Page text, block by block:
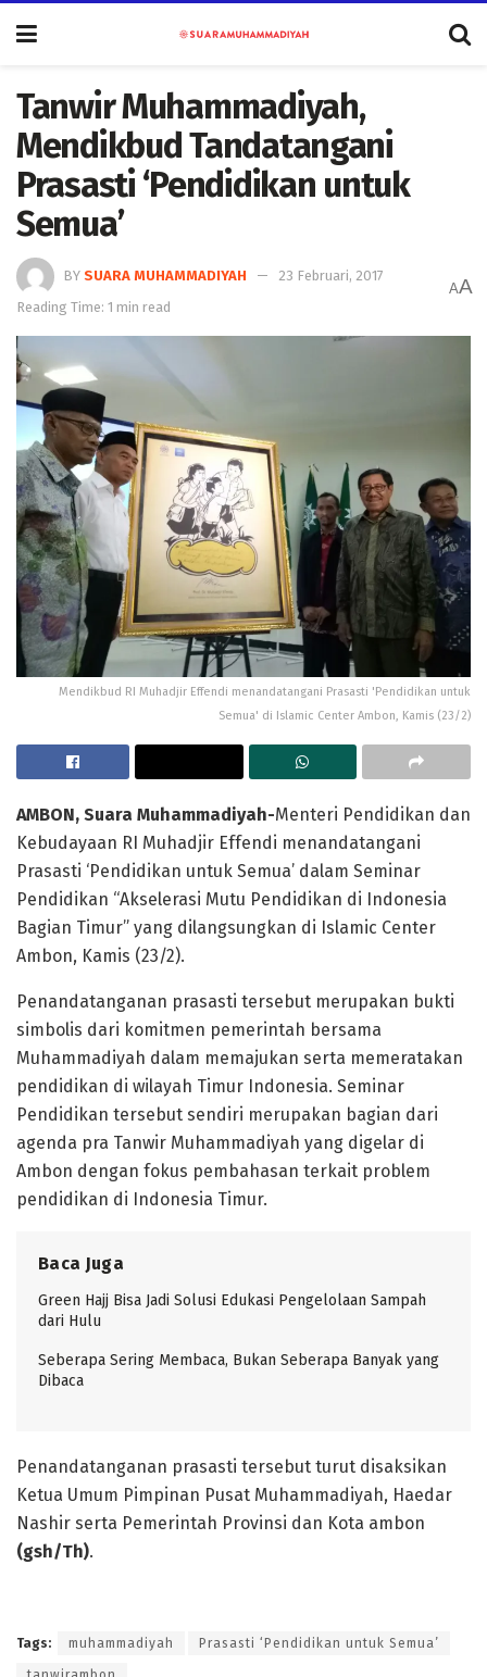
Tanwir Muhammadiyah,
Mendikbud Tandatangani
Prasasti ‘Pendidikan untuk
Semua’
BY SUARA MUHAMMADIYAH
23 Februari, 2017
Reading Time: 1 min read
AA
Mendikbud RI Muhadjir Effendi menandatangani Prasasti 'Pendidikan untuk
Semua' di Islamic Center Ambon, Kamis (23/2)
AMBON, Suara Muhammadiyah-Menteri Pendidikan dan
Kebudayaan RI Muhadjir Effendi menandatangani
Prasasti ‘Pendidikan untuk Semua’ dalam Seminar
Pendidikan “Akselerasi Mutu Pendidikan di Indonesia
Bagian Timur” yang dilangsungkan di Islamic Center
Ambon, Kamis (23/2).
Penandatanganan prasasti tersebut merupakan bukti
simbolis dari komitmen pemerintah bersama
Muhammadiyah dalam memajukan serta memeratakan
pendidikan di wilayah Timur Indonesia. Seminar
Pendidikan tersebut sendiri merupakan bagian dari
agenda pra Tanwir Muhammadiyah yang digelar di
Ambon dengan fokus pembahasan terkait problem
pendidikan di Indonesia Timur.
Baca Juga
Green Hajj Bisa Jadi Solusi Edukasi Pengelolaan Sampah
dari Hulu
Seberapa Sering Membaca, Bukan Seberapa Banyak yang
Dibaca
Penandatanganan prasasti tersebut turut disaksikan
Ketua Umum Pimpinan Pusat Muhammadiyah, Haedar
Nashir serta Pemerintah Provinsi dan Kota ambon
(gsh/Th).
Tags: muhammadiyah Prasasti ‘Pendidikan untuk Semua’